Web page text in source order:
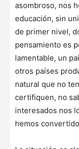
asombroso, nos
educación, sin
de primer nivel,
pensamiento es
lamentable, un
otros países
natural que no
certifiquen, no
interesados nos
hemos